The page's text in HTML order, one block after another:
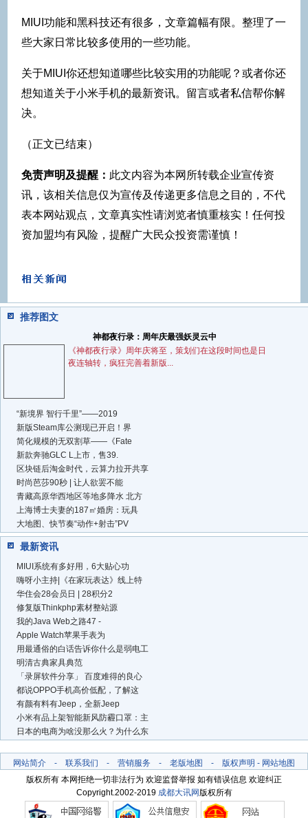
MIUI功能和黑科技还有很多，文章篇幅有限。整理了一
些大家日常比较多使用的一些功能。
关于MIUI你还想知道哪些比较实用的功能呢？或者你还
想知道关于小米手机的最新资讯。留言或者私信帮你解
决。
（正文已结束）
免责声明及提醒： 此文内容为本网所转载企业宣传资
讯，该相关信息仅为宣传及传递更多信息之目的，不代
表本网站观点，文章真实性请浏览者慎重核实！任何投
资加盟均有风险，提醒广大民众投资需谨慎！
推荐图文
神都夜行录：周年庆最强妖灵云中
《神都夜行录》周年庆将至，策划们在这段时间也是日
夜连轴转，疯狂完善着新版...
“新境界 智行千里”——2019
新版Steam库公测现已开启！界
简化规模的无双割草——《Fate
新款奔驰GLC L上市，售39.
区块链后淘金时代，云算力拉开共享
时尚芭莎90秒 | 让人欲罢不能
青藏高原华西地区等地多降水 北方
上海博士夫妻的187㎡婚房：玩具
大地图、快节奏“动作+射击”PV
最新资讯
MIUI系统有多好用，6大贴心功
嗨呀小主持|《在家玩表达》线上特
华住会28会员日 | 28积分2
修复版Thinkphp素材整站源
我的Java Web之路47 -
Apple Watch苹果手表为
用最通俗的白话告诉你什么是弱电工
明清古典家具典范
「录屏软件分享」 百度难得的良心
都说OPPO手机高价低配，了解这
有颜有料有Jeep，全新Jeep
小米有品上架智能新风防霾口罩：主
日本的电商为啥没那么火？为什么东
网站简介 - 联系我们 - 营销服务 - 老版地图 - 版权声明 - 网站地图
版权所有 本网拒绝一切非法行为 欢迎监督举报 如有错误信息 欢迎纠正
Copyright.2002-2019 成都大讯网版权所有